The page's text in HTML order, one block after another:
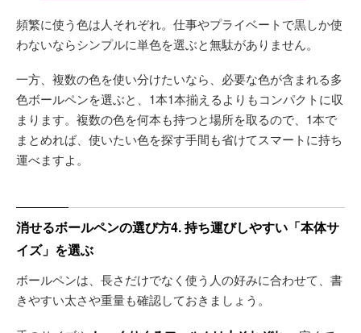
頻繁に使う色は人それぞれ。仕事やプライベートで黒しか使
わないならシンプルに単色を選ぶと無駄がありません。
一方、複数の色を使い分けたいなら、必要な色が含まれる多
色ボールペンを選ぶと、1本1本揃えるよりもコンパクトに収
まります。複数の色を何本も持つと場所を取るので、1本で
まとめれば、使いたい色を探す手間も省けてスマートに持ち
運べますよ。
消せるボールペンの選び方4. 持ち運びしやすい「本体サ
イズ」を選ぶ
ボールペンは、長さだけでなく使う人の好みに合わせて、書
きやすい太さや重量も確認しておきましょう。